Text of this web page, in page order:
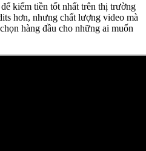
kiếm tiền tốt nhất trên thị trường
hơn, nhưng chất lượng video mà
hàng đầu cho những ai muốn